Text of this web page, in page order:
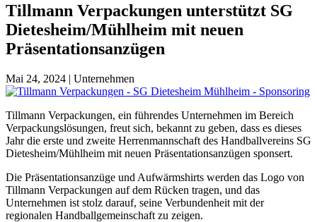
Tillmann Verpackungen unterstützt SG
Dietesheim/Mühlheim mit neuen
Präsentationsanzügen
Mai 24, 2024 | Unternehmen
Tillmann Verpackungen, ein führendes Unternehmen im Bereich
Verpackungslösungen, freut sich, bekannt zu geben, dass es dieses
Jahr die erste und zweite Herrenmannschaft des Handballvereins SG
Dietesheim/Mühlheim mit neuen Präsentationsanzügen sponsert.
Die Präsentationsanzüge und Aufwärmshirts werden das Logo von
Tillmann Verpackungen auf dem Rücken tragen, und das
Unternehmen ist stolz darauf, seine Verbundenheit mit der
regionalen Handballgemeinschaft zu zeigen.